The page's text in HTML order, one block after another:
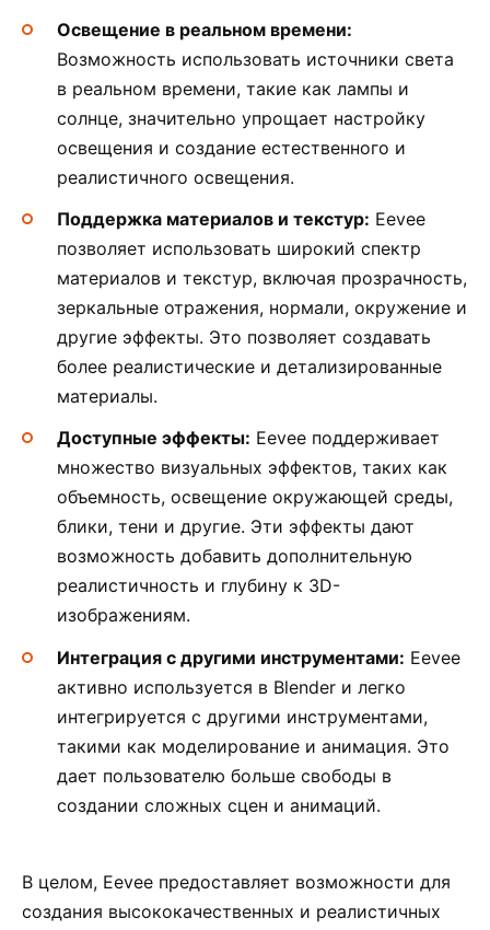
Освещение в реальном времени:
Возможность использовать источники света
в реальном времени, такие как лампы и
солнце, значительно упрощает настройку
освещения и создание естественного и
реалистичного освещения.
Поддержка материалов и текстур: Eevee
позволяет использовать широкий спектр
материалов и текстур, включая прозрачность,
зеркальные отражения, нормали, окружение и
другие эффекты. Это позволяет создавать
более реалистические и детализированные
материалы.
Доступные эффекты: Eevee поддерживает
множество визуальных эффектов, таких как
объемность, освещение окружающей среды,
блики, тени и другие. Эти эффекты дают
возможность добавить дополнительную
реалистичность и глубину к 3D-
изображениям.
Интеграция с другими инструментами: Eevee
активно используется в Blender и легко
интегрируется с другими инструментами,
такими как моделирование и анимация. Это
дает пользователю больше свободы в
создании сложных сцен и анимаций.
В целом, Eevee предоставляет возможности для
создания высококачественных и реалистичных